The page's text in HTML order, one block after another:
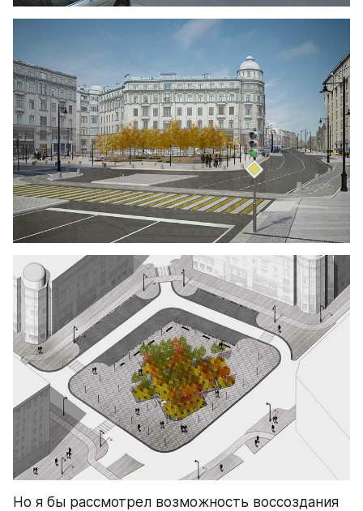
Но я бы рассмотрел возможность воссоздания